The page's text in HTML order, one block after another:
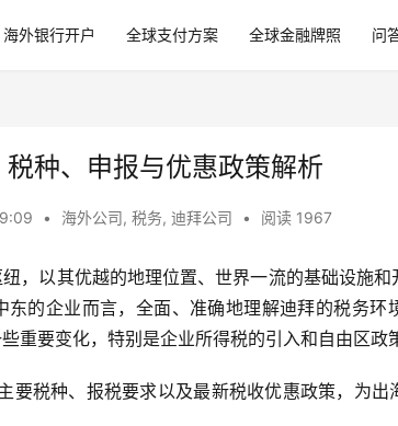
海外银行开户 全球支付方案 全球金融牌照 问
种、申报与优惠政策解析
• 海外公司, 税务, 迪拜公司 • 阅读 1967
，以其优越的地理位置、世界一流的基础设施和
的企业而言，全面、准确地理解迪拜的税务环
重要变化，特别是企业所得税的引入和自由区政
要税种、报税要求以及最新税收优惠政策，为出